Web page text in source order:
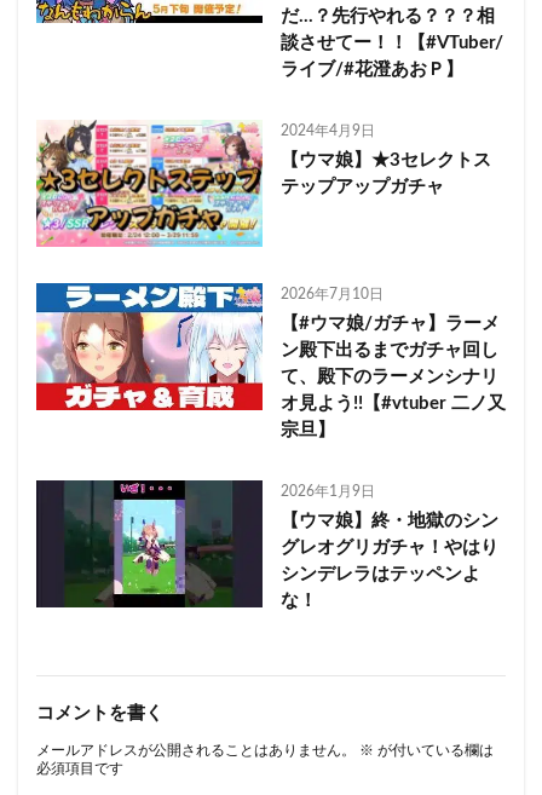
だ…？先行やれる？？？相
談させてー！！【#VTuber/
ライブ/#花澄あおＰ】
2024年4月9日
【ウマ娘】★3セレクトス
テップアップガチャ
2026年7月10日
【#ウマ娘/ガチャ】ラーメ
ン殿下出るまでガチャ回し
て、殿下のラーメンシナリ
オ見よう!!【#vtuber 二ノ又
宗旦】
2026年1月9日
【ウマ娘】終・地獄のシン
グレオグリガチャ！やはり
シンデレラはテッペンよ
な！
コメントを書く
メールアドレスが公開されることはありません。 ※ が付いている欄は
必須項目です